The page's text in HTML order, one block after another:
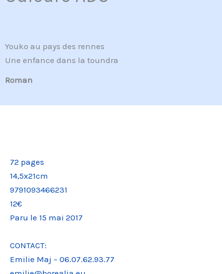
Youko au pays des rennes
Une enfance dans la toundra
Roman
72 pages
14,5x21cm
9791093466231
12€
Paru le 15 mai 2017
CONTACT:
Emilie Maj – 06.07.62.93.77